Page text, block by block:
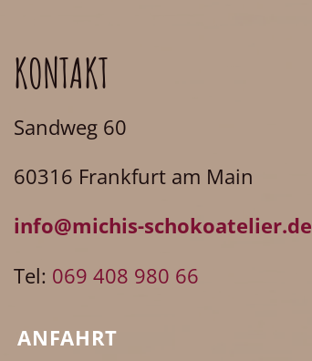
KONTAKT
Sandweg 60
60316 Frankfurt am Main
info@michis-schokoatelier.de
Tel: 069 408 980 66
ANFAHRT